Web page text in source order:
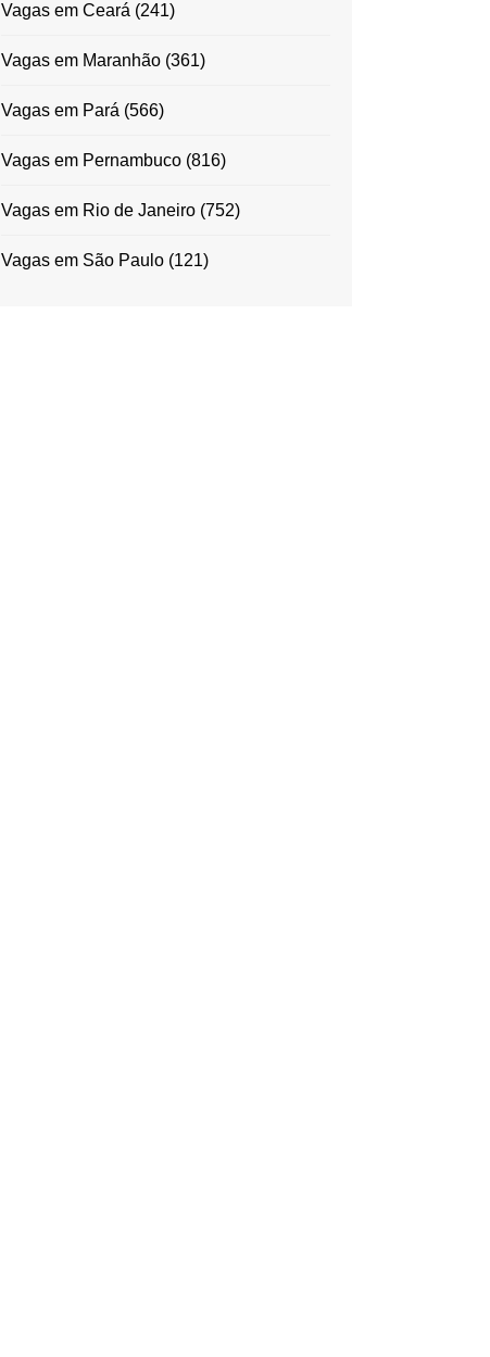
Vagas em Ceará (241)
Vagas em Maranhão(361)
Vagas em Pará (566)
Vagas em Pernambuco(816)
Vagas em Rio de Janeiro(752)
Vagas em São Paulo(121)